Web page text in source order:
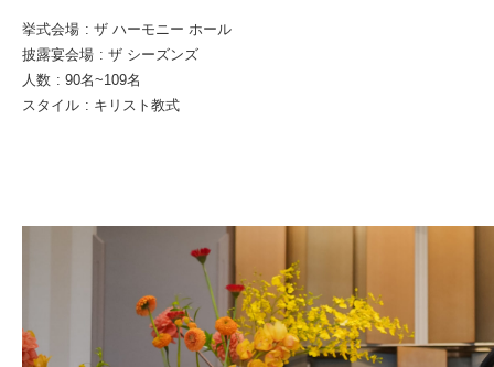
挙式会場 : ザ ハーモニー ホール
披露宴会場 : ザ シーズンズ
人数 : 90名~109名
スタイル : キリスト教式